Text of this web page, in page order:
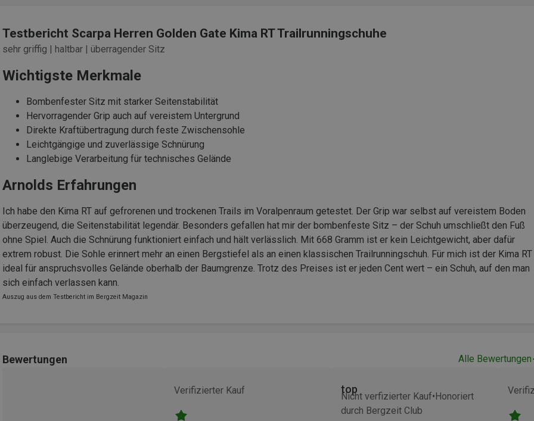
Testbericht Scarpa Herren Golden Gate Kima RT Trailrunningschuhe
sehr griffig | haltbar | überragender Sitz
Wichtigste Merkmale
Bombenfester Sitz mit starker Seitenstabilität
Hervorragender Grip auch auf vereistem Untergrund
Direkte Kraftübertragung durch feste Zwischensohle
Leichtgängige und zuverlässige Schnürung
Langlebige Verarbeitung für technisches Gelände
Arnolds Erfahrungen
Ich habe den Kima RT auf gefrorenen und trockenen Trails im Voralpenraum getestet. Der Grip war selbst auf vereistem Boden
überzeugend, die Seitenstabilität legendär. Besonders gefallen hat mir der bombenfeste Sitz – der Schuh umschließt den Fuß
ohne Spiel. Auch die Schnürung funktioniert einfach und hält verlässlich. Mit 668 Gramm ist er kein Leichtgewicht, aber dafür
extrem robust. Die Sohle erinnert mehr an einen Bergstiefel als an einen klassischen Trailrunningschuh. Für mich ist der Kima RT
ideal für anspruchsvolles Gelände oberhalb der Baumgrenze. Trotz des Preises ist er jeden Cent wert – ein Schuh, auf den man
sich einfach verlassen kann.
Auszug aus dem Testbericht im Bergzeit Magazin
Alle Bewertungen
Bewertungen
Verifizierter Kauf
Nicht verfizierter Kauf Honoriert
durch Bergzeit Club
top